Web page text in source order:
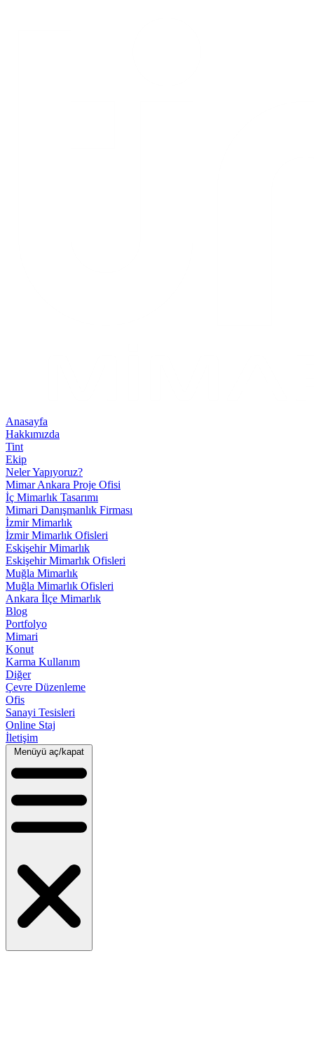
Anasayfa
Hakkımızda
Tint
Ekip
Neler Yapıyoruz?
Mimar Ankara Proje Ofisi
İç Mimarlık Tasarımı
Mimari Danışmanlık Firması
İzmir Mimarlık
İzmir Mimarlık Ofisleri
Eskişehir Mimarlık
Eskişehir Mimarlık Ofisleri
Muğla Mimarlık
Muğla Mimarlık Ofisleri
Ankara İlçe Mimarlık
Blog
Portfolyo
Mimari
Konut
Karma Kullanım
Diğer
Çevre Düzenleme
Ofis
Sanayi Tesisleri
Online Staj
İletişim
Menüyü aç/kapat